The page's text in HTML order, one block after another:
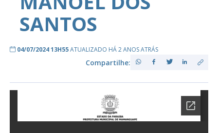
SANTOS
04/07/2024 13H55ATUALIZADO HÁ 2 ANOS ATRÁS
Compartilhe: